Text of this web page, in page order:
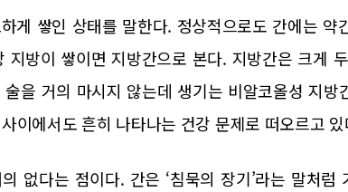
게 쌓인 상태를 말한다. 정상적으로도 간에는 약
방이 쌓이면 지방간으로 본다. 지방간은 크게
을 거의 마시지 않는데 생기는 비알코올성 지방
이에서도 흔히 나타나는 건강 문제로 떠오르고
없다는 점이다. 간은 ‘침묵의 장기’라는 말처럼